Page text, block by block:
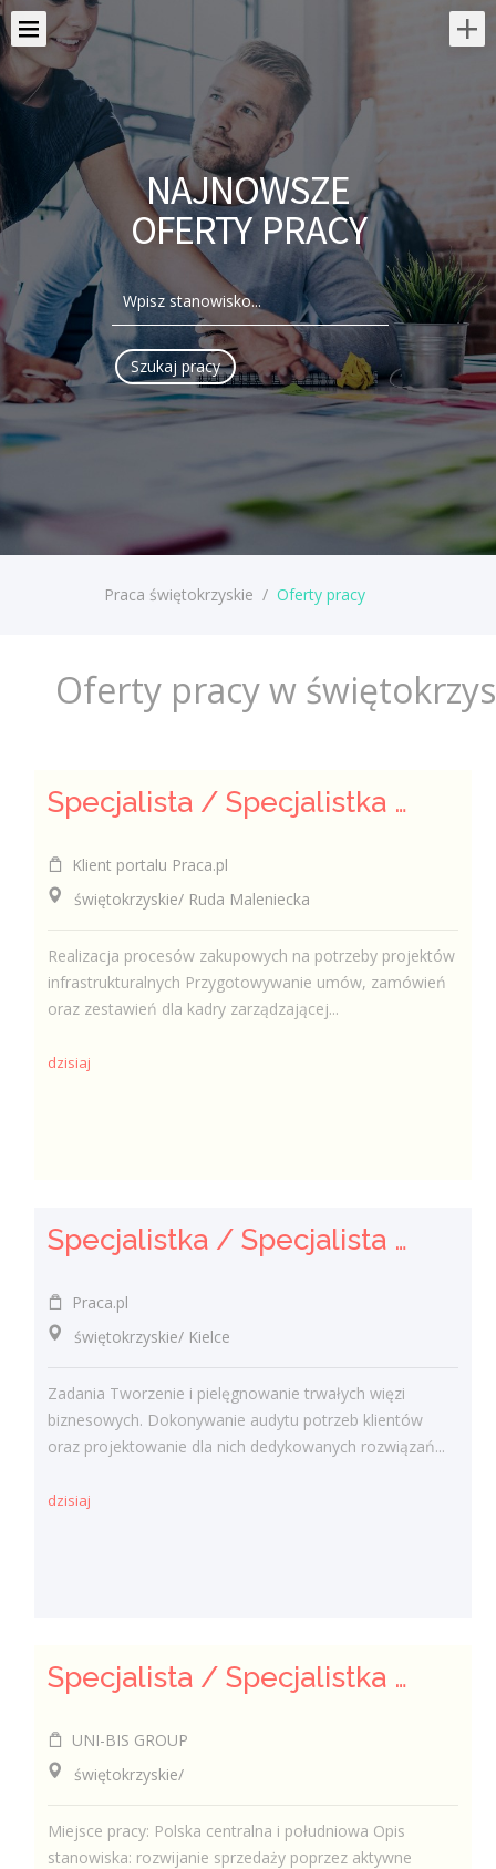
NAJNOWSZE
OFERTY PRACY
Praca świętokrzyskie / Oferty pracy
Oferty pracy w
Specjalista / Specjalistka ds. Zakupów
Klient portalu Praca.pl
świętokrzyskie/ Ruda Maleniecka
Realizacja procesów zakupowych na potrzeby projektów
infrastrukturalnych Przygotowywanie umów, zamówień
oraz zestawień dla kadry zarządzającej...
dzisiaj
Specjalistka / Specjalista ds. Sprzedaży ubezpieczeń
Praca.pl
świętokrzyskie/ Kielce
Zadania Tworzenie i pielęgnowanie trwałych więzi
biznesowych. Dokonywanie audytu potrzeb klientów
oraz projektowanie dla nich dedykowanych rozwiązań...
dzisiaj
Specjalista / Specjalistka ds. sprzedaży rozwiązań technicznych
UNI-BIS GROUP
świętokrzyskie/
Miejsce pracy: Polska centralna i południowa Opis
stanowiska: rozwijanie sprzedaży poprzez aktywne